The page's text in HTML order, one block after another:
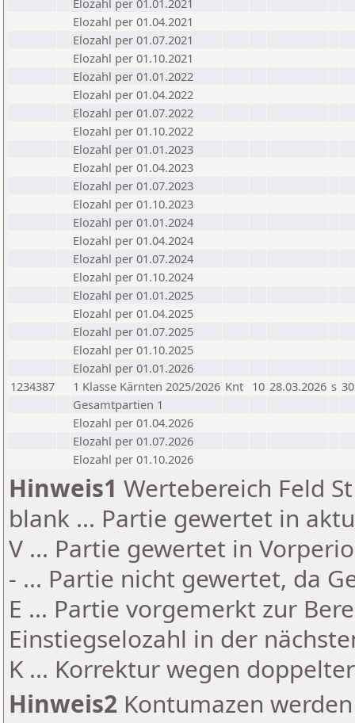
Elozahl per 01.01.2021
Elozahl per 01.04.2021
Elozahl per 01.07.2021
Elozahl per 01.10.2021
Elozahl per 01.01.2022
Elozahl per 01.04.2022
Elozahl per 01.07.2022
Elozahl per 01.10.2022
Elozahl per 01.01.2023
Elozahl per 01.04.2023
Elozahl per 01.07.2023
Elozahl per 01.10.2023
Elozahl per 01.01.2024
Elozahl per 01.04.2024
Elozahl per 01.07.2024
Elozahl per 01.10.2024
Elozahl per 01.01.2025
Elozahl per 01.04.2025
Elozahl per 01.07.2025
Elozahl per 01.10.2025
Elozahl per 01.01.2026
1234387
1 Klasse Kärnten 2025/2026 Knt 10 28.03.2026 s
Gesamtpartien 1
Elozahl per 01.04.2026
Elozahl per 01.07.2026
Elozahl per 01.10.2026
Hinweis1 Wertebereich Feld
blank ... Partie gewertet in
V ... Partie gewertet in
- ... Partie nicht gewertet, da
E ... Partie vorgemerkt zur
Einstiegselozahl in der
K ... Korrektur wegen
Hinweis2 Kontumazen